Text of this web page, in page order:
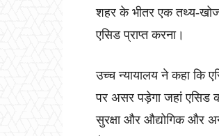
शहर के भीतर एक तथ्य-खोज
एसिड प्राप्त करना।
उच्च न्यायालय ने कहा कि
पर असर पड़ेगा जहां एसिड
सुरक्षा और औद्योगिक और